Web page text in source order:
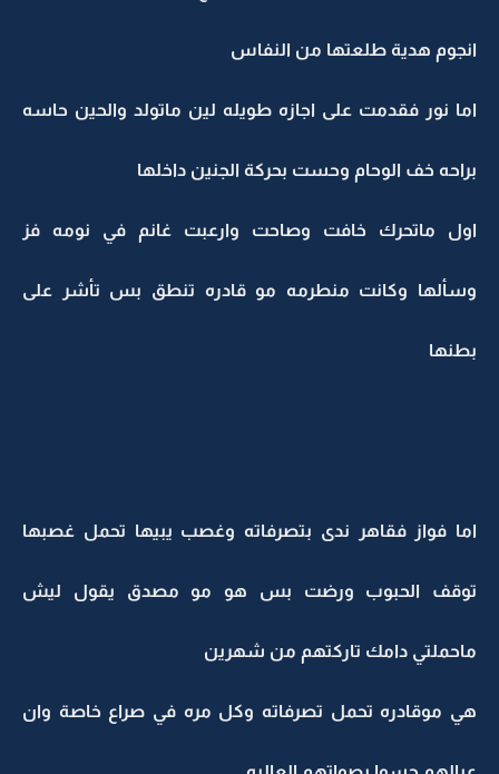
انجوم هدية طلعتها من النفاس
اما نور فقدمت على اجازه طويله لين ماتولد والحين حاسه
براحه خف الوحام وحست بحركة الجنين داخلها
اول ماتحرك خافت وصاحت وارعبت غانم في نومه فز
وسألها وكانت منطرمه مو قادره تنطق بس تأشر على
بطنها
اما فواز فقاهر ندى بتصرفاته وغصب يبيها تحمل غصبها
توقف الحبوب ورضت بس هو مو مصدق يقول ليش
ماحملتي دامك تاركتهم من شهرين
هي موقادره تحمل تصرفاته وكل مره في صراع خاصة وان